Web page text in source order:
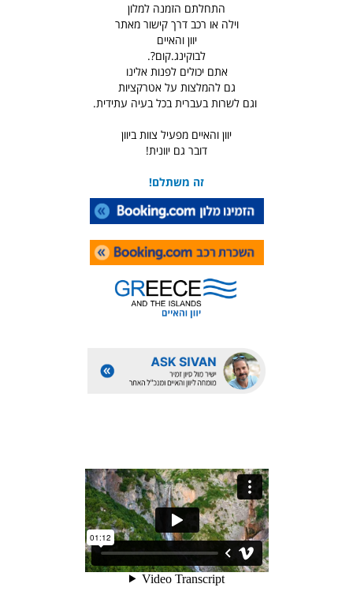
התחלתם הזמנה למלון
וילה או רכב דרך קישור מאתר
יוון והאיים
לבוקינג.קום?.
אתם יכולים לפנות אלינו
גם להמלצות על אטרקציות
וגם לשרות בעברית בכל בעיה עתידית.
יוון והאיים מפעיל צוות ביוון
דובר גם יוונית!
זה משתלם!